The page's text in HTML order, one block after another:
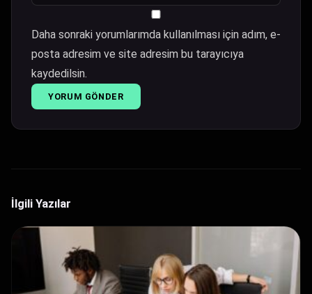
Daha sonraki yorumlarımda kullanılması için adım, e-
posta adresim ve site adresim bu tarayıcıya
kaydedilsin.
İlgili Yazılar